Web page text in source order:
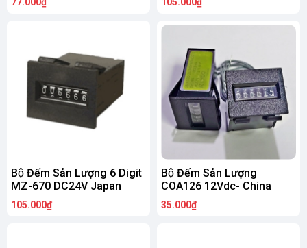
Bộ Đếm Sản Lượng 6 Digit
MZ-670 DC24V Japan
105.000₫
Bộ Đếm Sản Lượng
COA126 12Vdc- China
35.000₫